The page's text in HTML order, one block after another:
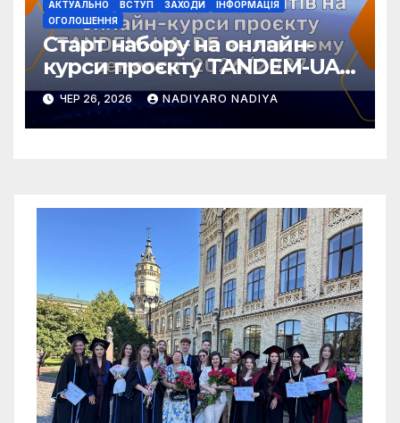
АКТУАЛЬНО ВСТУП ЗАХОДИ
ІНФОРМАЦІЯ
ОГОЛОШЕННЯ
Старт набору на онлайн-
курси проєкту TANDEM-UA-
DE у зимовому семестрі
2026/2027!
ЧЕР 26, 2026 NADIYARO NADIYA